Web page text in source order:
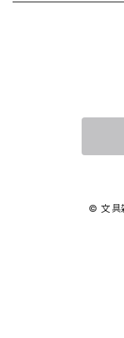
倉敷意匠計画室
イヌ・ワンちゃん
© 文具